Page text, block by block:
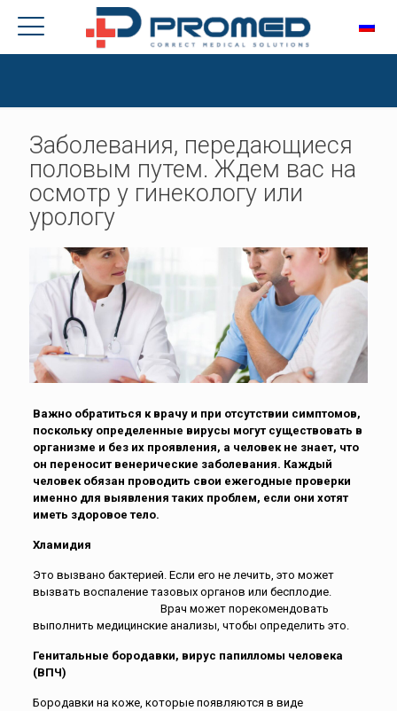
Заболевания, передающиеся
половым путем. Ждем вас на
осмотр у гинекологу или
урологу
Важно обратиться к врачу и при отсутствии симптомов,
поскольку определенные вирусы могут существовать в
организме и без их проявления, а человек не знает, что
он переносит венерические заболевания. Каждый
человек обязан проводить свои ежегодные проверки
именно для выявления таких проблем, если они хотят
иметь здоровое тело.
Хламидия
Это вызвано бактерией. Если его не лечить, это может
вызвать воспаление тазовых органов или бесплодие.
Врач может порекомендовать
выполнить медицинские анализы, чтобы определить это.
Генитальные бородавки, вирус папилломы человека
(ВПЧ)
Бородавки на коже, которые появляются в виде